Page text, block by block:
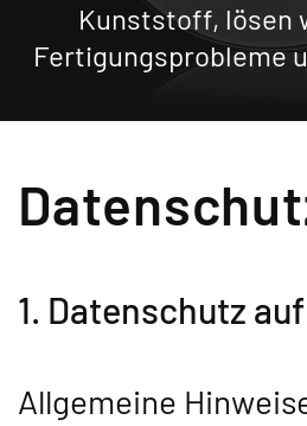
Kunststoff, lösen
Fertigungsprobleme
1. Datenschutz
Allgemeine